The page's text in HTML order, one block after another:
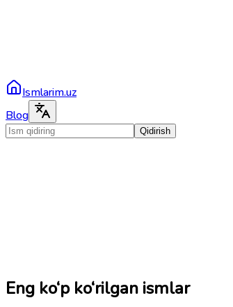
Ismlarim.uz
Blog
Qidirish
Eng ko‘p ko‘rilgan ismlar